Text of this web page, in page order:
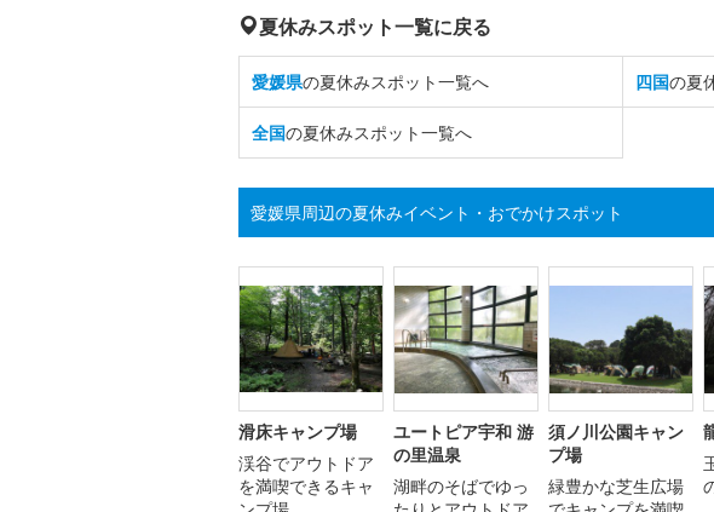
夏休みスポット一覧に戻る
愛媛県の夏休みスポット一覧へ 四国の夏
全国の夏休みスポット一覧へ
愛媛県周辺の夏休みイベント・おでかけスポット
滑床キャンプ場
渓谷でアウトドア
を満喫できるキャ
ユートピア宇和 游
の里温泉
湖畔のそばでゆっ
須ノ川公園キャン
プ場
緑豊かな芝生広場